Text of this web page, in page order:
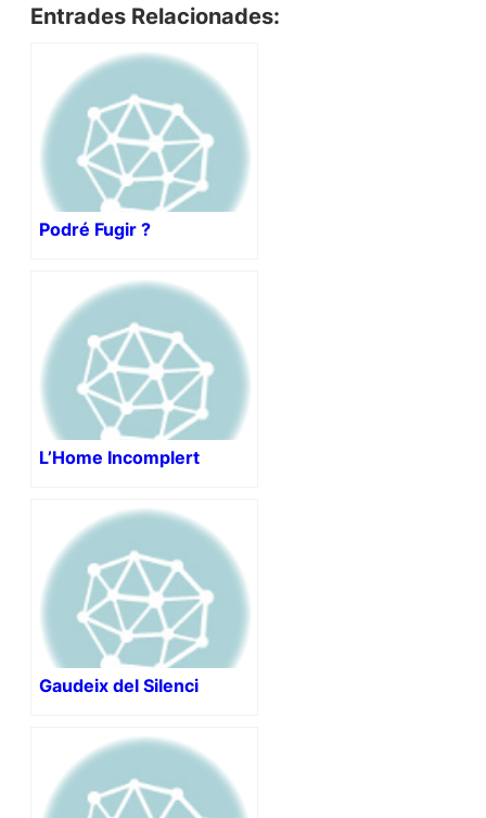
Entrades Relacionades:
Podré Fugir ?
L’Home Incomplert
Gaudeix del Silenci